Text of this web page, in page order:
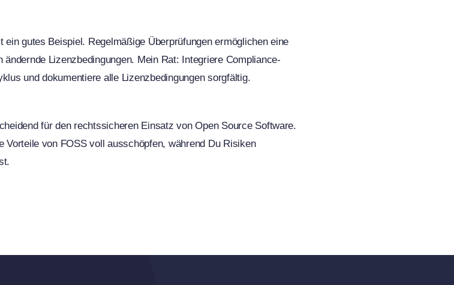
gutes Beispiel. Regelmäßige Überprüfungen ermöglichen eine
Lizenzbedingungen. Mein Rat: Integriere Compliance-
und dokumentiere alle Lizenzbedingungen sorgfältig.
für den rechtssicheren Einsatz von Open Source Software.
Vorteile von FOSS voll ausschöpfen, während Du Risiken